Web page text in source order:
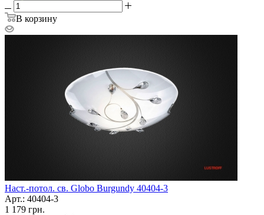
В корзину
Наст.-потол. св. Globo Burgundy 40404-3
Арт.: 40404-3
1 179 грн.